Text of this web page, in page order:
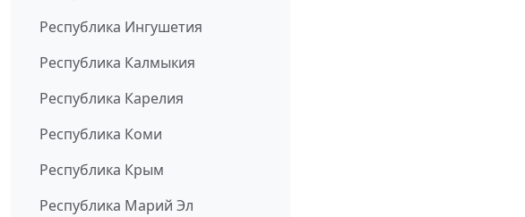
Республика Ингушетия
Республика Калмыкия
Республика Карелия
Республика Коми
Республика Крым
Республика Марий Эл